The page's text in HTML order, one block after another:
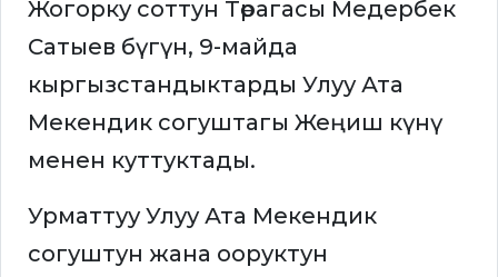
Жогорку соттун Төрагасы Медербек
Сатыев бүгүн, 9-майда
кыргызстандыктарды Улуу Ата
Мекендик согуштагы Жеңиш күнү
менен куттуктады.
Урматтуу Улуу Ата Мекендик
согуштун жана ооруктун